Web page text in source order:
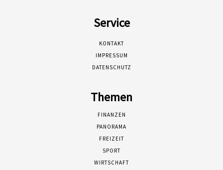
Service
KONTAKT
IMPRESSUM
DATENSCHUTZ
Themen
FINANZEN
PANORAMA
FREIZEIT
SPORT
WIRTSCHAFT